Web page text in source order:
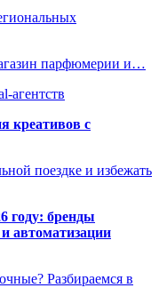
парфюмерии и…
агентств
креативов с
поездке и избежать
году: бренды
автоматизации
Разбираемся в